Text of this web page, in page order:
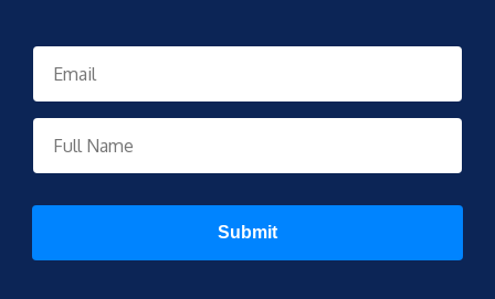
Submit